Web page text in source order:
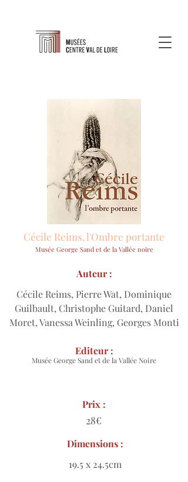
Cécile Reims, l'Ombre portante
Musée George Sand et de la Vallée noire
Cécile Reims, Pierre Wat, Dominique
Guilbault, Christophe Guitard, Daniel
Moret, Vanessa Weinling, Georges Monti
Auteur :
Musée George Sand et de la Vallée Noire
Editeur :
Prix :
28€
Dimensions :
19.5 x 24.5cm